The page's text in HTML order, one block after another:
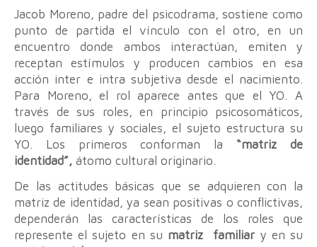
Jacob Moreno, padre del psicodrama, sostiene como
punto de partida el vínculo con el otro, en un
encuentro donde ambos interactúan, emiten y
receptan estímulos y producen cambios en esa
acción inter e intra subjetiva desde el nacimiento.
Para Moreno, el rol aparece antes que el YO. A
través de sus roles, en principio psicosomáticos,
luego familiares y sociales, el sujeto estructura su
YO. Los primeros conforman la“matriz de
identidad”, átomo cultural originario.
De las actitudes básicas que se adquieren con la
matriz de identidad, ya sean positivas o conflictivas,
dependerán las características de los roles que
represente el sujeto en su matriz familiar y en su